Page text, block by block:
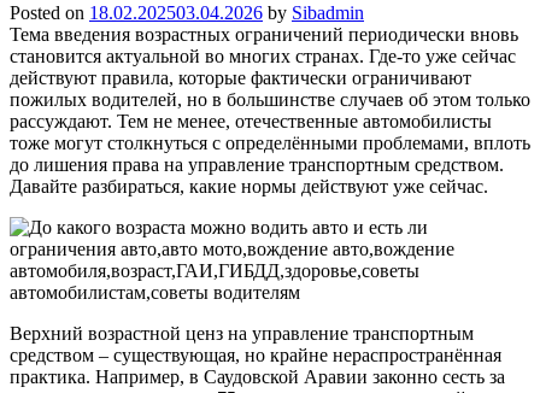
Posted on 18.02.202503.04.2026 by Sibadmin
Тема введения возрастных ограничений периодически вновь
становится актуальной во многих странах. Где-то уже сейчас
действуют правила, которые фактически ограничивают
пожилых водителей, но в большинстве случаев об этом только
рассуждают. Тем не менее, отечественные автомобилисты
тоже могут столкнуться с определёнными проблемами, вплоть
до лишения права на управление транспортным средством.
Давайте разбираться, какие нормы действуют уже сейчас.
Верхний возрастной ценз на управление транспортным
средством – существующая, но крайне нераспространённая
практика. Например, в Саудовской Аравии законно сесть за